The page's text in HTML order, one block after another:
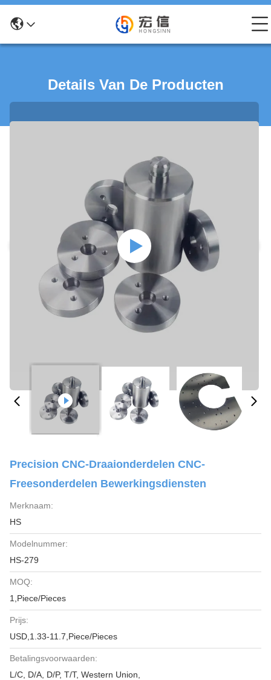
Details Van De Producten
Precision CNC-Draaionderdelen CNC-
Freesonderdelen Bewerkingsdiensten
Merknaam:
HS
Modelnummer:
HS-279
MOQ:
1,Piece/Pieces
Prijs:
USD,1.33-11.7,Piece/Pieces
Betalingsvoorwaarden:
L/C, D/A, D/P, T/T, Western Union,